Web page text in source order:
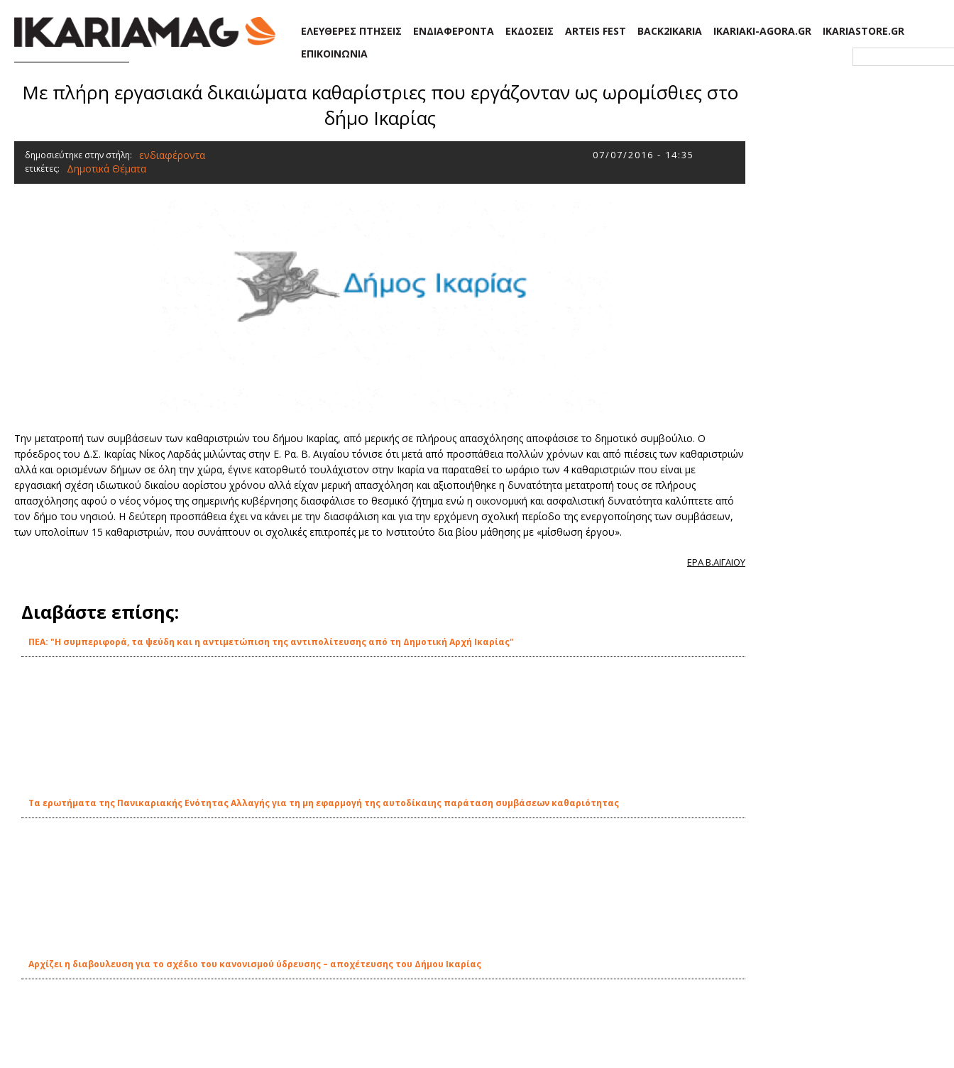
ΕΛΕΥΘΕΡΕΣ ΠΤΗΣΕΙΣ ΕΝΔΙΑΦΕΡΟΝΤΑ ΕΚΔΟΣΕΙΣ ARTEIS FEST BACK2IKARIA IKARIAKI-AGORA.GR
IKARIASTORE.GR
ΕΠΙΚΟΙΝΩΝΙΑ
Με πλήρη εργασιακά δικαιώματα καθαρίστριες που εργάζονταν ως ωρομίσθιες στο
δήμο Ικαρίας
δημοσιεύτηκε στην στήλη: ενδιαφέροντα 07/07/2016 - 14:35
ετικέτες: Δημοτικά Θέματα
Την μετατροπή των συμβάσεων των καθαριστριών του δήμου Ικαρίας, από μερικής σε πλήρους απασχόλησης αποφάσισε το δημοτικό συμβούλιο. Ο
πρόεδρος του Δ.Σ. Ικαρίας Νίκος Λαρδάς μιλώντας στην Ε. Ρα. Β. Αιγαίου τόνισε ότι μετά από προσπάθεια πολλών χρόνων και από πιέσεις των καθαριστριών
αλλά και ορισμένων δήμων σε όλη την χώρα, έγινε κατορθωτό τουλάχιστον στην Ικαρία να παραταθεί το ωράριο των 4 καθαριστριών που είναι με
εργασιακή σχέση ιδιωτικού δικαίου αορίστου χρόνου αλλά είχαν μερική απασχόληση και αξιοποιήθηκε η δυνατότητα μετατροπή τους σε πλήρους
απασχόλησης αφού ο νέος νόμος της σημερινής κυβέρνησης διασφάλισε το θεσμικό ζήτημα ενώ η οικονομική και ασφαλιστική δυνατότητα καλύπτετε από
τον δήμο του νησιού. Η δεύτερη προσπάθεια έχει να κάνει με την διασφάλιση και για την ερχόμενη σχολική περίοδο της ενεργοποίησης των συμβάσεων,
των υπολοίπων 15 καθαριστριών, που συνάπτουν οι σχολικές επιτροπές με το Ινστιτούτο δια βίου μάθησης με «μίσθωση έργου».
ΕΡΑ Β.ΑΙΓΑΙΟΥ
Διαβάστε επίσης:
ΠΕΑ: "Η συμπεριφορά, τα ψεύδη και η αντιμετώπιση της αντιπολίτευσης από τη Δημοτική Αρχή Ικαρίας"
Τα ερωτήματα της Πανικαριακής Ενότητας Αλλαγής για τη μη εφαρμογή της αυτοδίκαιης παράταση συμβάσεων καθαριότητας
Αρχίζει η διαβουλευση για το σχέδιο του κανονισμού ύδρευσης – αποχέτευσης του Δήμου Ικαρίας